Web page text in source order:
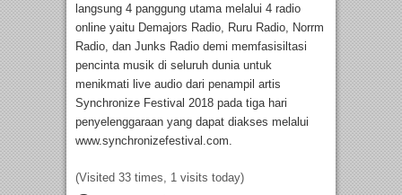
langsung 4 panggung utama melalui 4 radio
online yaitu Demajors Radio, Ruru Radio, Norrm
Radio, dan Junks Radio demi memfasisiltasi
pencinta musik di seluruh dunia untuk
menikmati live audio dari penampil artis
Synchronize Festival 2018 pada tiga hari
penyelenggaraan yang dapat diakses melalui
www.synchronizefestival.com.
(Visited 33 times, 1 visits today)